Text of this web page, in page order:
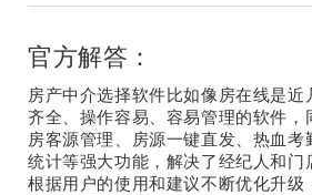
官方解答：
房产中介选择软件比如像房在线是近
齐全、操作容易、容易管理的软件，
房客源管理、房源一键直发、热血考
统计等强大功能，解决了经纪人和门
根据用户的使用和建议不断优化升级